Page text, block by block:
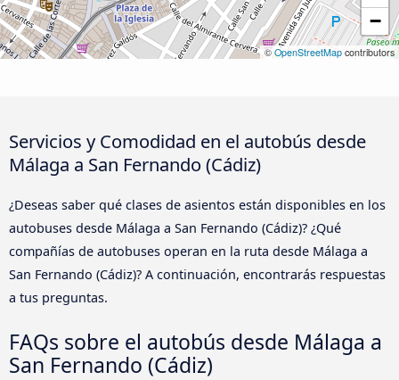
−
©OpenStreetMap contributors
Servicios y Comodidad en el autobús desde
Málaga a San Fernando (Cádiz)
¿Deseas saber qué clases de asientos están disponibles en los
autobuses desde Málaga a San Fernando (Cádiz)? ¿Qué
compañías de autobuses operan en la ruta desde Málaga a
San Fernando (Cádiz)? A continuación, encontrarás respuestas
a tus preguntas.
FAQs sobre el autobús desde Málaga a
San Fernando (Cádiz)